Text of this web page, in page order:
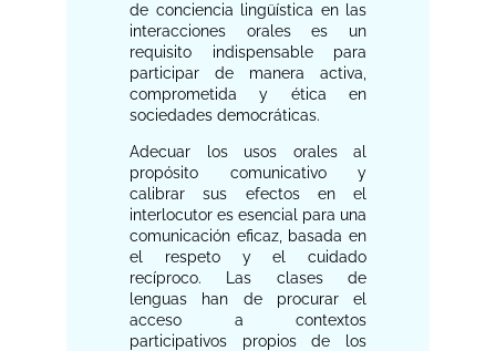
de conciencia lingüística en las
interacciones orales es un
requisito indispensable para
participar de manera activa,
comprometida y ética en
sociedades democráticas.
Adecuar los usos orales al
propósito comunicativo y
calibrar sus efectos en el
interlocutor es esencial para una
comunicación eficaz, basada en
el respeto y el cuidado
recíproco. Las clases de
lenguas han de procurar el
acceso a contextos
participativos propios de los